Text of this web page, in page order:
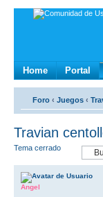
Home Portal
Foro ‹ Juegos ‹
Travian
Tema cerrado
Angel